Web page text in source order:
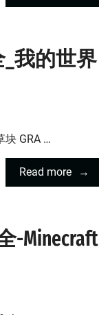
我的世界
块 GRA …
Read more
-Minecraft